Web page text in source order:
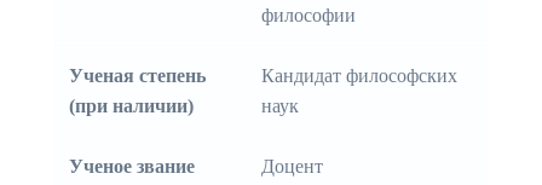
философии
Ученая степень
(при наличии)
Кандидат философских
наук
Ученое звание
Доцент